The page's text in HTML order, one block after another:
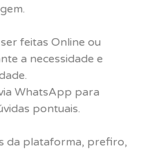
feitas Online ou
a necessidade e
WhatsApp para
pontuais.
da plataforma, prefiro,